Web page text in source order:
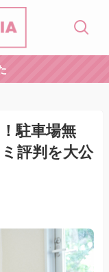
駐車場無
評判を大公